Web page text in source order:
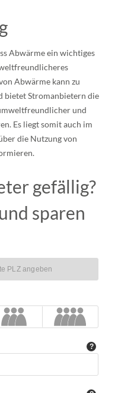
Abwärme ein wichtiges
Abwärme kann zu
bietet Stromanbietern die
und
Es liegt somit auch im
die Nutzung von
gefällig?
sparen